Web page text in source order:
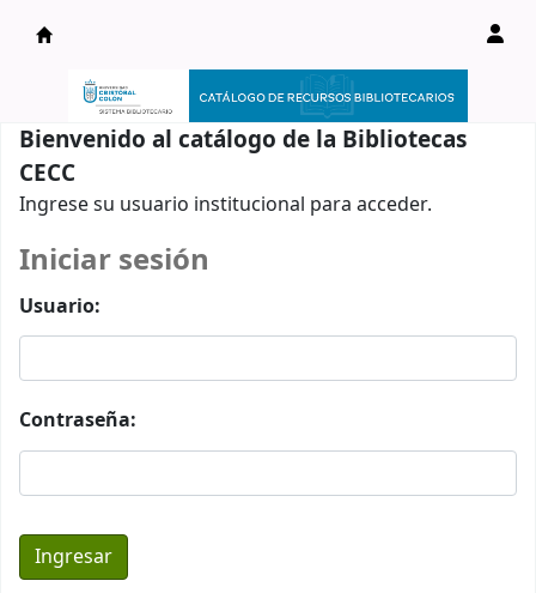
Catálogo en línea
Bienvenido al catálogo de la Bibliotecas
CECC
Ingrese su usuario institucional para acceder.
Iniciar sesión
Usuario:
Contraseña: